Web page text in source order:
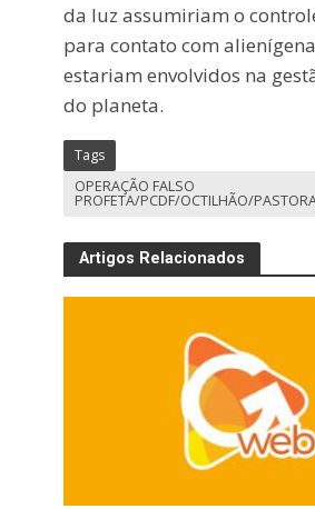
da luz assumiriam o
para contato com
estariam envolvidos na
do planeta.
Tags
OPERAÇÃO FALSO
PROFETA/PCDF/OCTILHÃO/
Artigos Relacionados